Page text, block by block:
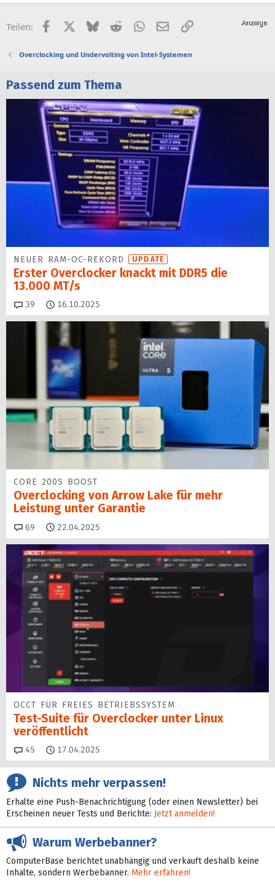
Teilen: FacebookX (Twitter)
BlueskyRedditWhatsApp
E-MailLink
Overclocking und Undervolting von Intel-Systemen
Passend zum Thema
NEUER RAM-OC-REKORD UPDATE
Erster Overclocker knackt mit DDR5 die
13.000 MT/s
39 Kommentare
16.10.2025
CORE 200S BOOST
Overclocking von Arrow Lake für mehr
Leistung unter Garantie
69 Kommentare
22.04.2025
OCCT FÜR FREIES BETRIEBSSYSTEM
Test-Suite für Overclocker unter Linux
veröffentlicht
45 Kommentare
17.04.2025
Nichts mehr verpassen!
Erhalte eine Push-Benachrichtigung (oder einen Newsletter) bei
Erscheinen neuer Tests und Berichte: Jetzt anmelden!
Warum Werbebanner?
ComputerBase berichtet unabhängig und verkauft deshalb keine
Inhalte, sondern Werbebanner. Mehr erfahren!